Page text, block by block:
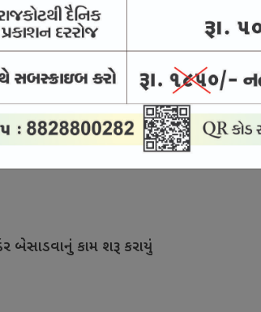
દેશને મળશે કુશળ માનવબળ
કામ શરૂ થતાં આનંદો
બેસાડવાનું કામ શરૂ કરાયું